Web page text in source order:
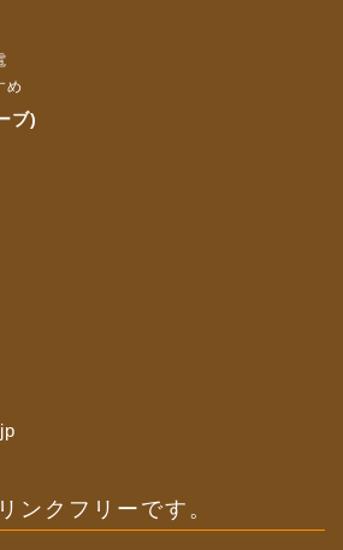
め
ブ)
ンクフリーです。